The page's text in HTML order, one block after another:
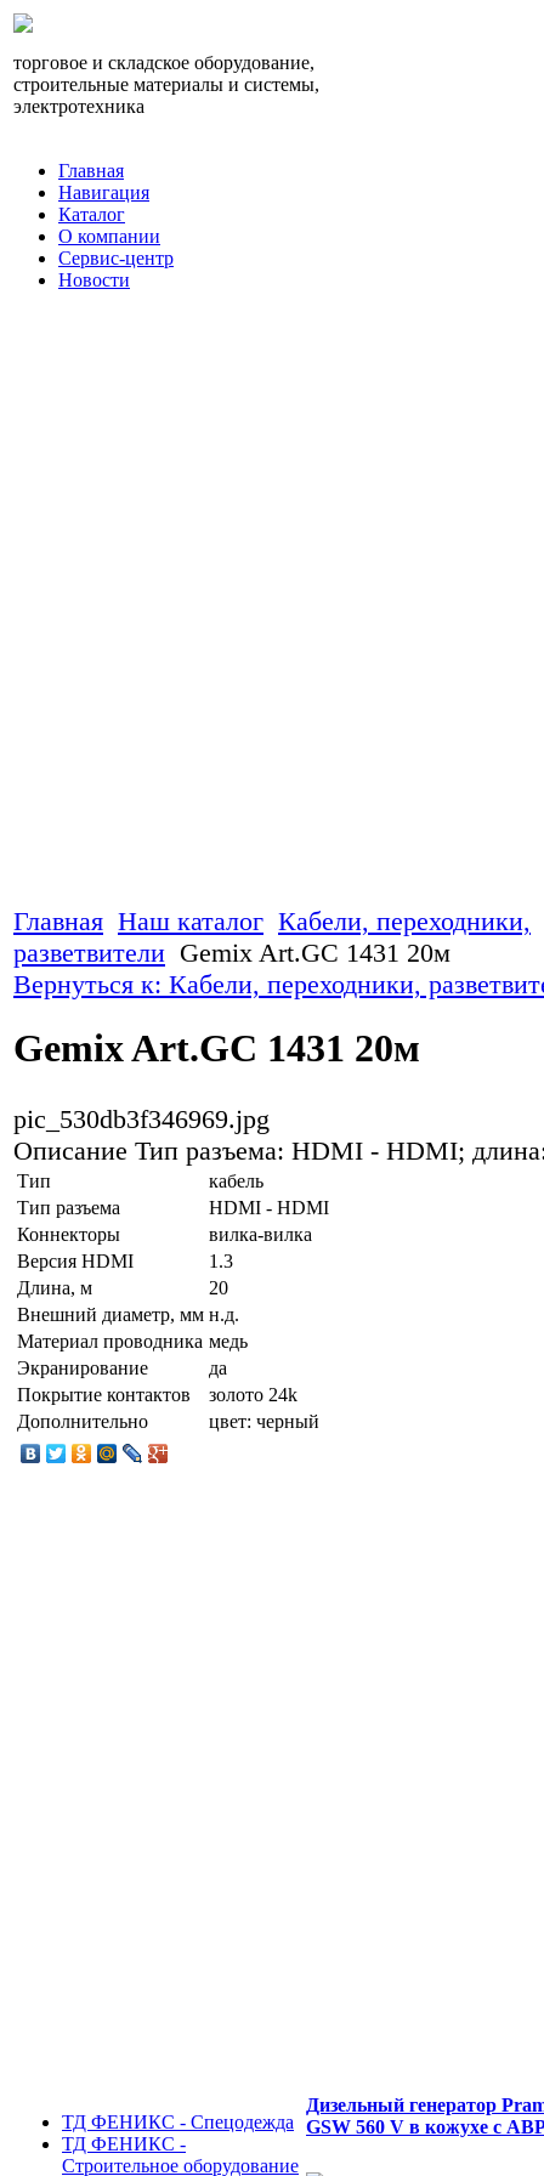
торговое и складское оборудование,
строительные материалы и системы,
электротехника
Главная
Навигация
Каталог
О компании
Сервис-центр
Новости
Главная Наш каталог Кабели, переходники,
разветвители Gemix Art.GC 1431 20м
Вернуться к: Кабели, переходники,
Gemix Art.GC 1431 20м
pic_530db3f346969.jpg
Описание Тип разъема: HDMI - HDMI;
Тип
кабель
Тип разъема
HDMI - HDMI
Коннекторы
вилка-вилка
Версия HDMI
1.3
Длина, м
20
Внешний диаметр, мм н.д.
Материал проводника медь
Экранирование
да
Покрытие контактов
золото 24k
Дополнительно
цвет: черный
ТД ФЕНИКС - Спецодежда
ТД ФЕНИКС -
Строительное оборудование
Дизельный генератор
GSW 560 V в кожухе с